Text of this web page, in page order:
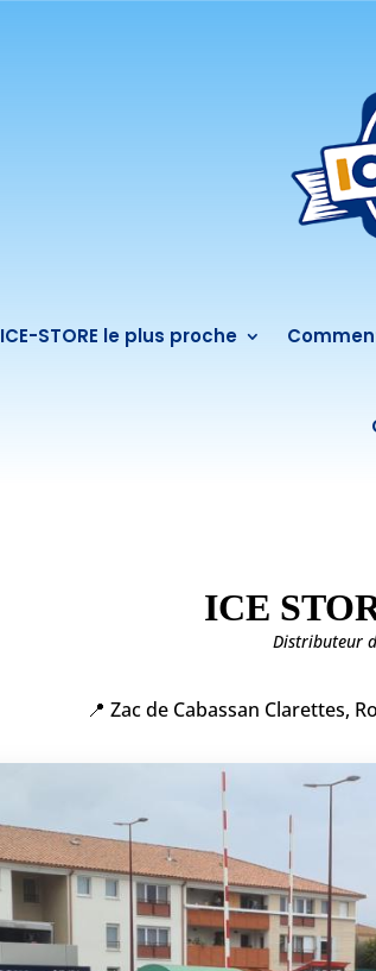
ICE-STORE le plus proche
ICE
Distributeur
📍 Zac de Cabassan Clarettes,